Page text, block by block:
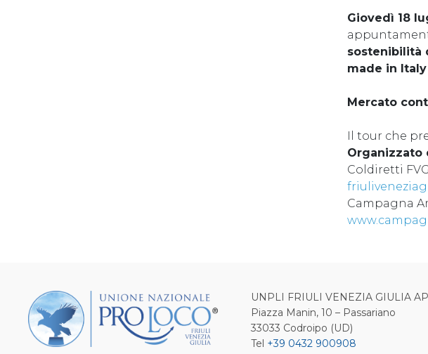
Giovedì 18
sostenibilità
made in Italy
Mercato
Il tour che
Organizzato
Coldiretti FVG
Campagna
UNPLI FRIULI VENEZIA GIULIA
Piazza Manin, 10 – Passariano
33033 Codroipo (UD)
Tel +39 0432 900908